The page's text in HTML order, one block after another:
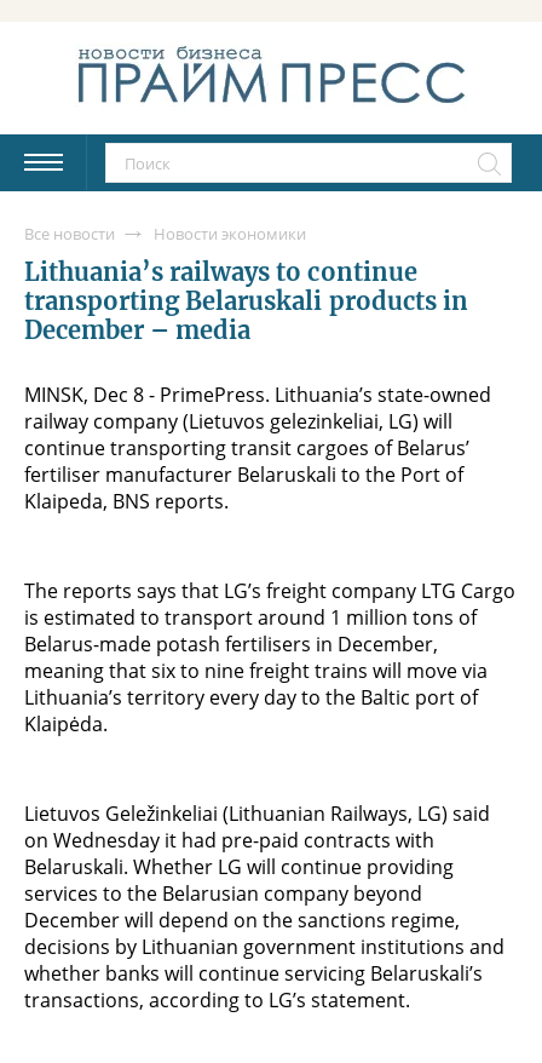
Все новости Новости экономики
Lithuania’s railways to continue
transporting Belaruskali products in
December – media
MINSK, Dec 8 - PrimePress. Lithuania’s state-owned
railway company (Lietuvos gelezinkeliai, LG) will
continue transporting transit cargoes of Belarus’
fertiliser manufacturer Belaruskali to the Port of
Klaipeda, BNS reports.
The reports says that LG’s freight company LTG Cargo
is estimated to transport around 1 million tons of
Belarus-made potash fertilisers in December,
meaning that six to nine freight trains will move via
Lithuania’s territory every day to the Baltic port of
Klaipėda.
Lietuvos Geležinkeliai (Lithuanian Railways, LG) said
on Wednesday it had pre-paid contracts with
Belaruskali. Whether LG will continue providing
services to the Belarusian company beyond
December will depend on the sanctions regime,
decisions by Lithuanian government institutions and
whether banks will continue servicing Belaruskali’s
transactions, according to LG’s statement.